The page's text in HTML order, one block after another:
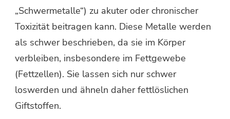
„Schwermetalle“) zu akuter oder chronischer
Toxizität beitragen kann. Diese Metalle werden
als schwer beschrieben, da sie im Körper
verbleiben, insbesondere im Fettgewebe
(Fettzellen). Sie lassen sich nur schwer
loswerden und ähneln daher fettlöslichen
Giftstoffen.